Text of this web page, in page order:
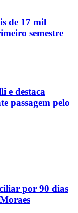
de 17 mil
semestre
e destaca
passagem pelo
por 90 dias